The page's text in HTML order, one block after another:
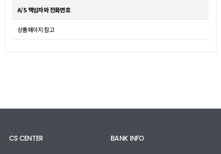
A/S 책임자와 전화번호
상품페이지 참고
CS CENTER BANK INFO